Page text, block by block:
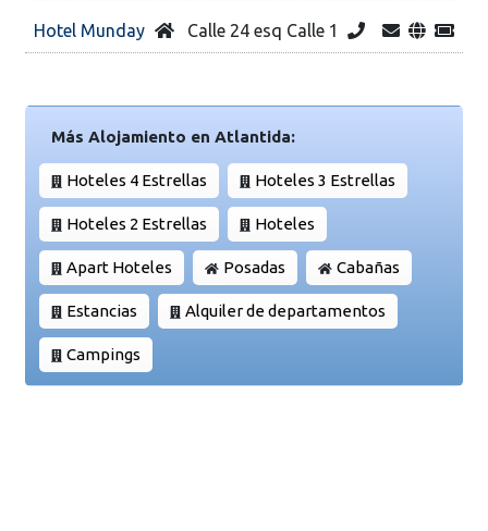
Hotel Munday Calle 24 esq Calle 1
Más Alojamiento en Atlantida:
Hoteles 4 Estrellas Hoteles 3 Estrellas
Hoteles 2 Estrellas Hoteles
Apart Hoteles Posadas Cabañas
Estancias Alquiler de departamentos
Campings